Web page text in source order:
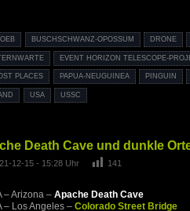
BUSCHSCHWANZ-OPOSSUM DRONE
EVENT HORIZON TELESCOPE-
PLACES PAPUA-NEUGUINEA PINGUIN
USA USSC
Death Cave und dunkle
12-15 - 15:28 Uhr 141
– Arizona – Apache Death Cave
– Los Angeles – Colorado Street Bridge